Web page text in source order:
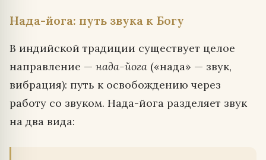
Нада-йога: путь звука к Богу
В индийской традиции существует целое
направление — нада-йога («нада» — звук,
вибрация): путь к освобождению через
работу со звуком. Нада-йога разделяет звук
на два вида: